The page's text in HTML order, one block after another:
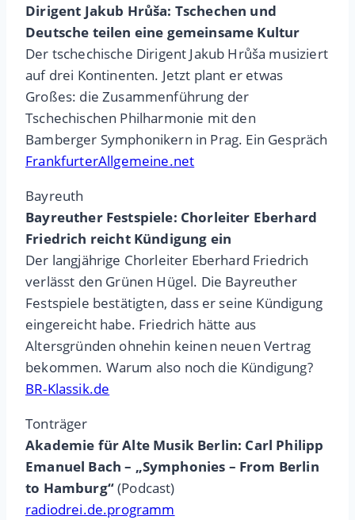
Dirigent Jakub Hrůša: Tschechen und
Deutsche teilen eine gemeinsame Kultur
Der tschechische Dirigent Jakub Hrůša musiziert
auf drei Kontinenten. Jetzt plant er etwas
Großes: die Zusammenführung der
Tschechischen Philharmonie mit den
Bamberger Symphonikern in Prag. Ein Gespräch
FrankfurterAllgemeine.net
Bayreuth
Bayreuther Festspiele: Chorleiter Eberhard
Friedrich reicht Kündigung ein
Der langjährige Chorleiter Eberhard Friedrich
verlässt den Grünen Hügel. Die Bayreuther
Festspiele bestätigten, dass er seine Kündigung
eingereicht habe. Friedrich hätte aus
Altersgründen ohnehin keinen neuen Vertrag
bekommen. Warum also noch die Kündigung?
BR-Klassik.de
Tonträger
Akademie für Alte Musik Berlin: Carl Philipp
Emanuel Bach – „Symphonies – From Berlin
to Hamburg“(Podcast)
radiodrei.de.programm